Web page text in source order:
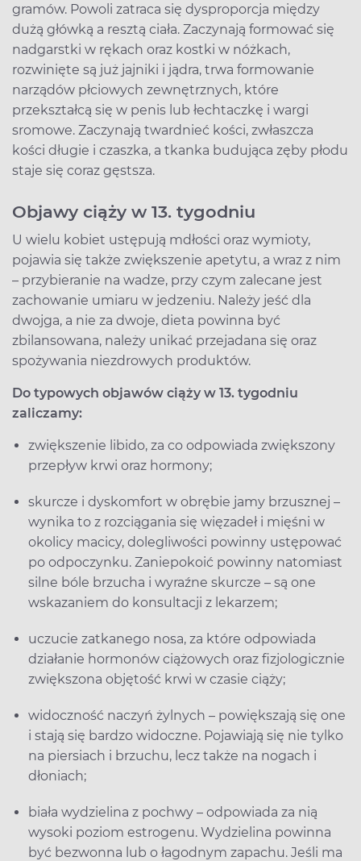
gramów. Powoli zatraca się dysproporcja między
dużą główką a resztą ciała. Zaczynają formować się
nadgarstki w rękach oraz kostki w nóżkach,
rozwinięte są już jajniki i jądra, trwa formowanie
narządów płciowych zewnętrznych, które
przekształcą się w penis lub łechtaczkę i wargi
sromowe. Zaczynają twardnieć kości, zwłaszcza
kości długie i czaszka, a tkanka budująca zęby płodu
staje się coraz gęstsza.
Objawy ciąży w 13. tygodniu
U wielu kobiet ustępują mdłości oraz wymioty,
pojawia się także zwiększenie apetytu, a wraz z nim
– przybieranie na wadze, przy czym zalecane jest
zachowanie umiaru w jedzeniu. Należy jeść dla
dwojga, a nie za dwoje, dieta powinna być
zbilansowana, należy unikać przejadana się oraz
spożywania niezdrowych produktów.
Do typowych objawów ciąży w 13. tygodniu
zaliczamy:
zwiększenie libido, za co odpowiada zwiększony
przepływ krwi oraz hormony;
skurcze i dyskomfort w obrębie jamy brzusznej –
wynika to z rozciągania się więzadeł i mięśni w
okolicy macicy, dolegliwości powinny ustępować
po odpoczynku. Zaniepokoić powinny natomiast
silne bóle brzucha i wyraźne skurcze – są one
wskazaniem do konsultacji z lekarzem;
uczucie zatkanego nosa, za które odpowiada
działanie hormonów ciążowych oraz fizjologicznie
zwiększona objętość krwi w czasie ciąży;
widoczność naczyń żylnych – powiększają się one
i stają się bardzo widoczne. Pojawiają się nie tylko
na piersiach i brzuchu, lecz także na nogach i
dłoniach;
biała wydzielina z pochwy – odpowiada za nią
wysoki poziom estrogenu. Wydzielina powinna
być bezwonna lub o łagodnym zapachu. Jeśli ma